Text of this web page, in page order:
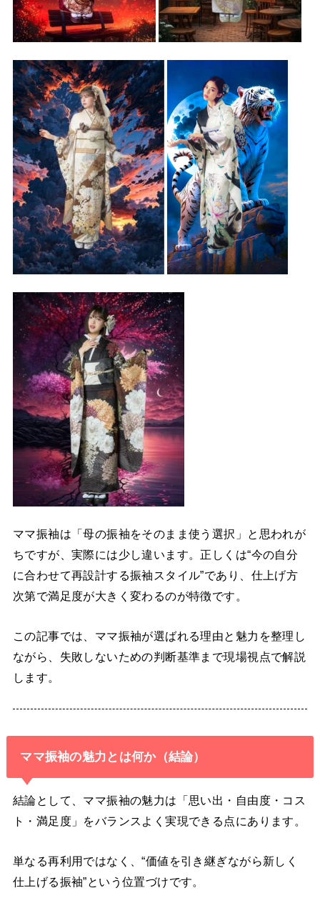
ママ振袖は「母の振袖をそのまま使う選択」と思われが
ちですが、実際には少し違います。正しくは“今の自分
に合わせて再設計する振袖スタイル”であり、仕上げ方
次第で満足度が大きく変わるのが特徴です。
この記事では、ママ振袖が選ばれる理由と魅力を整理し
ながら、失敗しないための判断基準まで現場視点で解説
します。
ママ振袖の魅力とは何か（結論）
結論として、ママ振袖の魅力は「思い出・自由度・コス
ト・満足度」をバランスよく実現できる点にあります。
単なる再利用ではなく、“価値を引き継ぎながら新しく
仕上げる振袖”という位置づけです。